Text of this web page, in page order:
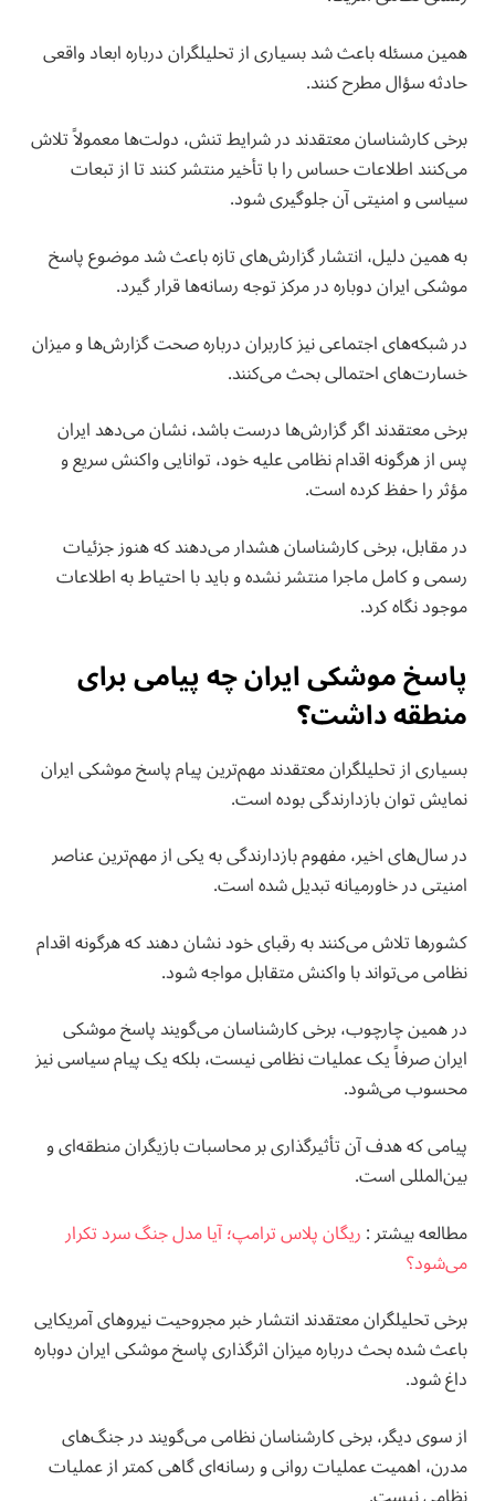
همین مسئله باعث شد بسیاری از تحلیلگران درباره ابعاد واقعی
حادثه سؤال مطرح کنند.
برخی کارشناسان معتقدند در شرایط تنش، دولت‌ها معمولاً تلاش
می‌کنند اطلاعات حساس را با تأخیر منتشر کنند تا از تبعات
سیاسی و امنیتی آن جلوگیری شود.
به همین دلیل، انتشار گزارش‌های تازه باعث شد موضوع پاسخ
موشکی ایران دوباره در مرکز توجه رسانه‌ها قرار گیرد.
در شبکه‌های اجتماعی نیز کاربران درباره صحت گزارش‌ها و میزان
خسارت‌های احتمالی بحث می‌کنند.
برخی معتقدند اگر گزارش‌ها درست باشد، نشان می‌دهد ایران
پس از هرگونه اقدام نظامی علیه خود، توانایی واکنش سریع و
مؤثر را حفظ کرده است.
در مقابل، برخی کارشناسان هشدار می‌دهند که هنوز جزئیات
رسمی و کامل ماجرا منتشر نشده و باید با احتیاط به اطلاعات
موجود نگاه کرد.
پاسخ موشکی ایران چه پیامی برای
منطقه داشت؟
بسیاری از تحلیلگران معتقدند مهم‌ترین پیام پاسخ موشکی ایران
نمایش توان بازدارندگی بوده است.
در سال‌های اخیر، مفهوم بازدارندگی به یکی از مهم‌ترین عناصر
امنیتی در خاورمیانه تبدیل شده است.
کشورها تلاش می‌کنند به رقبای خود نشان دهند که هرگونه اقدام
نظامی می‌تواند با واکنش متقابل مواجه شود.
در همین چارچوب، برخی کارشناسان می‌گویند پاسخ موشکی
ایران صرفاً یک عملیات نظامی نیست، بلکه یک پیام سیاسی نیز
محسوب می‌شود.
پیامی که هدف آن تأثیرگذاری بر محاسبات بازیگران منطقه‌ای و
بین‌المللی است.
مطالعه بيشتر :ریگان پلاس ترامپ؛ آیا مدل جنگ سرد تکرار
می‌شود؟
برخی تحلیلگران معتقدند انتشار خبر مجروحیت نیروهای آمریکایی
باعث شده بحث درباره میزان اثرگذاری پاسخ موشکی ایران دوباره
داغ شود.
از سوی دیگر، برخی کارشناسان نظامی می‌گویند در جنگ‌های
مدرن، اهمیت عملیات روانی و رسانه‌ای گاهی کمتر از عملیات